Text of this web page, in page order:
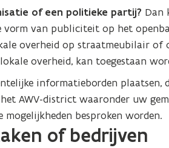
n
t
i
n
i
e
u
w
of een politieke partij? Dan
van publiciteit op het
overheid op straatmeubilair of
overheid, kan toegestaan
informatieborden plaatsen,
AWV-district waaronder uw
besproken worden.
of bedrijven